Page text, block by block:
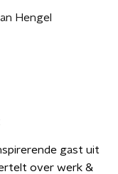
Hengel
gast uit
over werk &